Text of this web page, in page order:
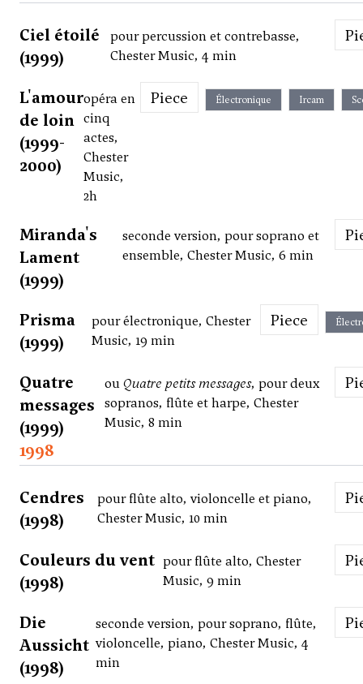
Ciel étoilé
(1999)
pour percussion et contrebasse,
Chester Music, 4 min
L'amour
de loin
(1999-
2000)
opéra en
cinq
actes,
Chester
Music,
2h
Piece Électronique Ircam
Miranda's
Lament
(1999)
seconde version, pour soprano et
ensemble, Chester Music, 6 min
Prisma
(1999)
pour électronique, Chester
Music, 19 min
Piece
Quatre
messages
(1999)
ouQuatre petits messages, pour deux
sopranos, flûte et harpe, Chester
Music, 8 min
1998
Cendres
(1998)
pour flûte alto, violoncelle et piano,
Chester Music, 10 min
Couleurs du vent
(1998)
pour flûte alto, Chester
Music, 9 min
Die
Aussicht
(1998)
seconde version, pour soprano, flûte,
violoncelle, piano, Chester Music, 4
min